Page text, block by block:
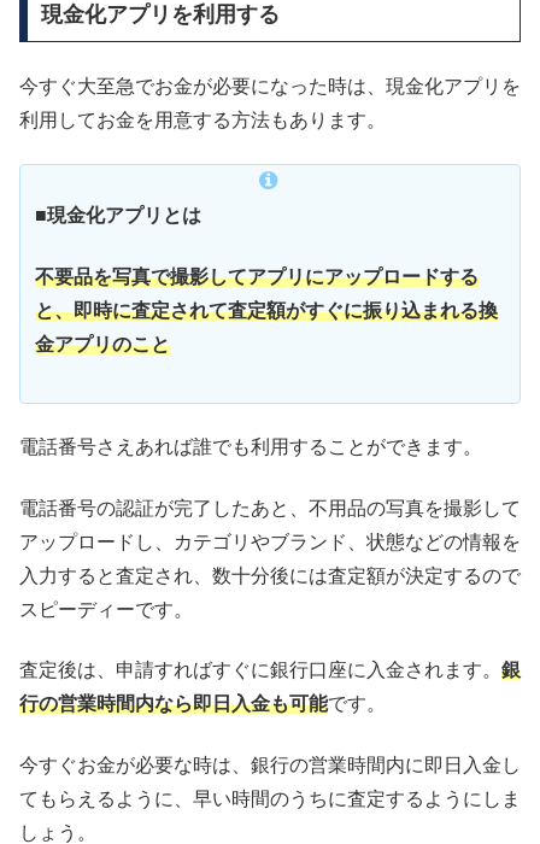
現金化アプリを利用する
今すぐ大至急でお金が必要になった時は、現金化アプリを
利用してお金を用意する方法もあります。
■現金化アプリとは
不要品を写真で撮影してアプリにアップロードする
と、即時に査定されて査定額がすぐに振り込まれる換
金アプリのこと
電話番号さえあれば誰でも利用することができます。
電話番号の認証が完了したあと、不用品の写真を撮影して
アップロードし、カテゴリやブランド、状態などの情報を
入力すると査定され、数十分後には査定額が決定するので
スピーディーです。
査定後は、申請すればすぐに銀行口座に入金されます。 銀
行の営業時間内なら即日入金も可能です。
今すぐお金が必要な時は、銀行の営業時間内に即日入金し
てもらえるように、早い時間のうちに査定するようにしま
しょう。